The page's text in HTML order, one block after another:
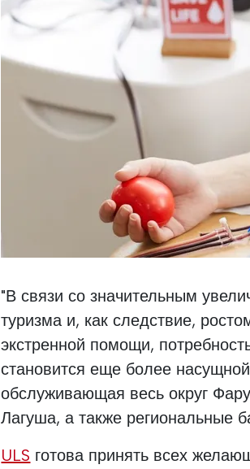
"В связи со значительным
туризма и, как следствие,
экстренной помощи,
становится еще более
обслуживающая весь округ
Лагуша, а также региональные
ULS готова принять всех